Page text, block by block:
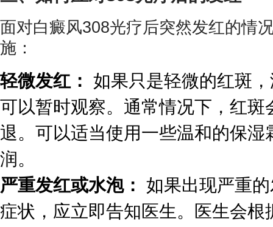
面对白癜风308光疗后突然发红的情
施：
轻微发红： 如果只是轻微的红斑
可以暂时观察。通常情况下，红斑
退。可以适当使用一些温和的保湿
润。
严重发红或水泡： 如果出现严重
症状，应立即告知医生。医生会根